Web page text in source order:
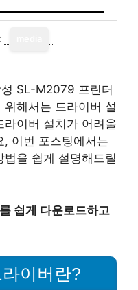
SL-M2079 프린터
해서는 드라이버 설
이버 설치가 어려울
, 이번 포스팅에서는
을 쉽게 설명해드릴
쉽게 다운로드하고
이버란?